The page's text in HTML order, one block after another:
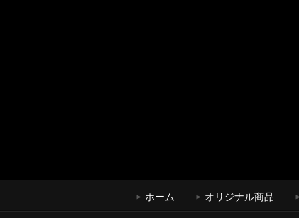
ホーム オリジナル商品